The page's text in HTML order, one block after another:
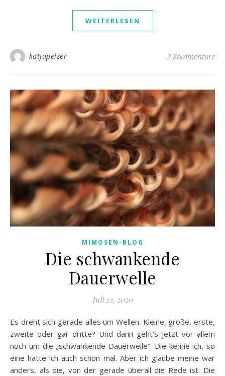
WEITERLESEN
katjapelzer 2 Kommentare
MIMOSEN-BLOG
Die schwankende
Dauerwelle
Juli 22, 2020
Es dreht sich gerade alles um Wellen. Kleine, große, erste,
zweite oder gar dritte? Und dann geht’s jetzt vor allem
noch um die „schwankende Dauerwelle“. Die kenne ich, so
eine hatte ich auch schon mal. Aber ich glaube meine war
anders, als die, von der gerade überall die Rede ist. Die